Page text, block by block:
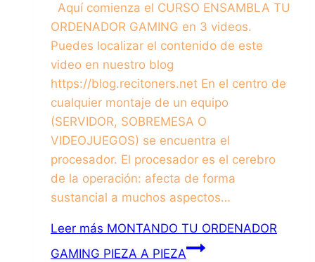
Aquí comienza el CURSO ENSAMBLA TU
ORDENADOR GAMING en 3 videos.
Puedes localizar el contenido de este
video en nuestro blog
https://blog.recitoners.net En el centro de
cualquier montaje de un equipo
(SERVIDOR, SOBREMESA O
VIDEOJUEGOS) se encuentra el
procesador. El procesador es el cerebro
de la operación: afecta de forma
sustancial a muchos aspectos…
Leer más MONTANDO TU ORDENADOR
GAMING PIEZA A PIEZA